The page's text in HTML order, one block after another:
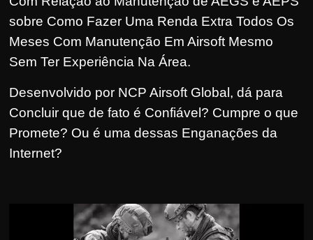
h
o
r
s
C
u
r
sobre Como Fazer Uma Renda Extra Todos Os
Meses Com Manutenção Em Airsoft Mesmo
Sem Ter Experiência Na Área.
Desenvolvido por NCP Airsoft Global, dá para
Concluir que de fato é Confiável? Cumpre o que
Promete? Ou é uma dessas Enganações da
Internet?